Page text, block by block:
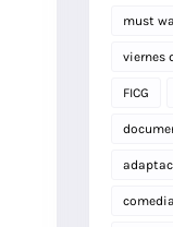
must
viernes
FICG
comedia